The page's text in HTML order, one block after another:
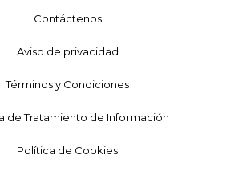
Contáctenos
Aviso de privacidad
Términos y Condiciones
de Tratamiento de Información
Política de Cookies